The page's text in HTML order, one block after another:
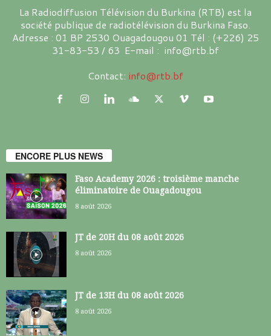
La Radiodiffusion Télévision du Burkina (RTB) est la
société publique de radiotélévision du Burkina Faso.
Adresse : 01 BP 2530 Ouagadougou 01 Tél : (+226) 25
31-83-53 / 63 E-mail : info@rtb.bf
Contact: info@rtb.bf
ENCORE PLUS NEWS
Faso Academy 2026 : troisième manche
éliminatoire de Ouagadougou
8 août 2026
JT de 20H du 08 août 2026
8 août 2026
JT de 13H du 08 août 2026
8 août 2026